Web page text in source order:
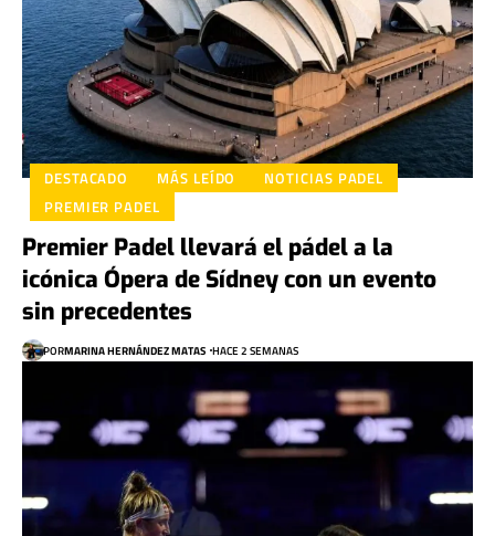
DESTACADO MÁS LEÍDO
NOTICIAS PADEL
PREMIER PADEL
Premier Padel llevará el pádel a la
icónica Ópera de Sídney con un evento
sin precedentes
PORMARINA HERNÁNDEZ MATAS HACE 2 SEMANAS